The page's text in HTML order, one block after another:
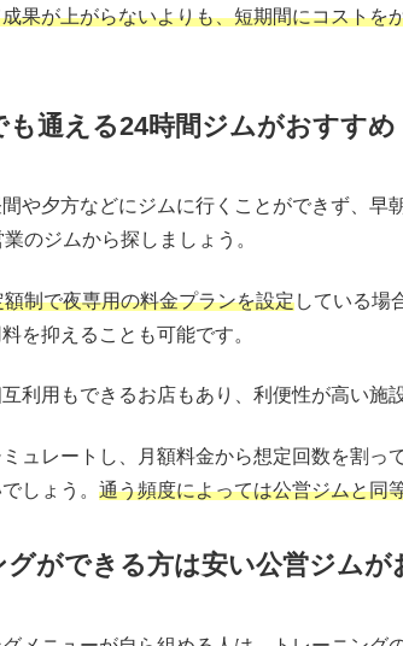
果が上がらないよりも、短期間にコストを
通える24時間ジムがおすすめ
や夕方などにジムに行くことができず、早
のジムから探しましょう。
制で夜専用の料金プランを設定している場
を抑えることも可能です。
利用もできるお店もあり、利便性が高い施
ュレートし、月額料金から想定回数を割っ
しょう。 通う頻度によっては公営ジムと同
グができる方は安い公営ジムが